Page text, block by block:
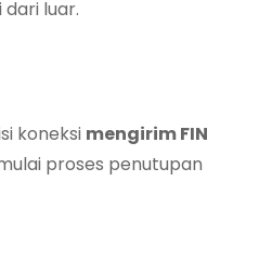
dari luar.
koneksi mengirim FIN
proses penutupan